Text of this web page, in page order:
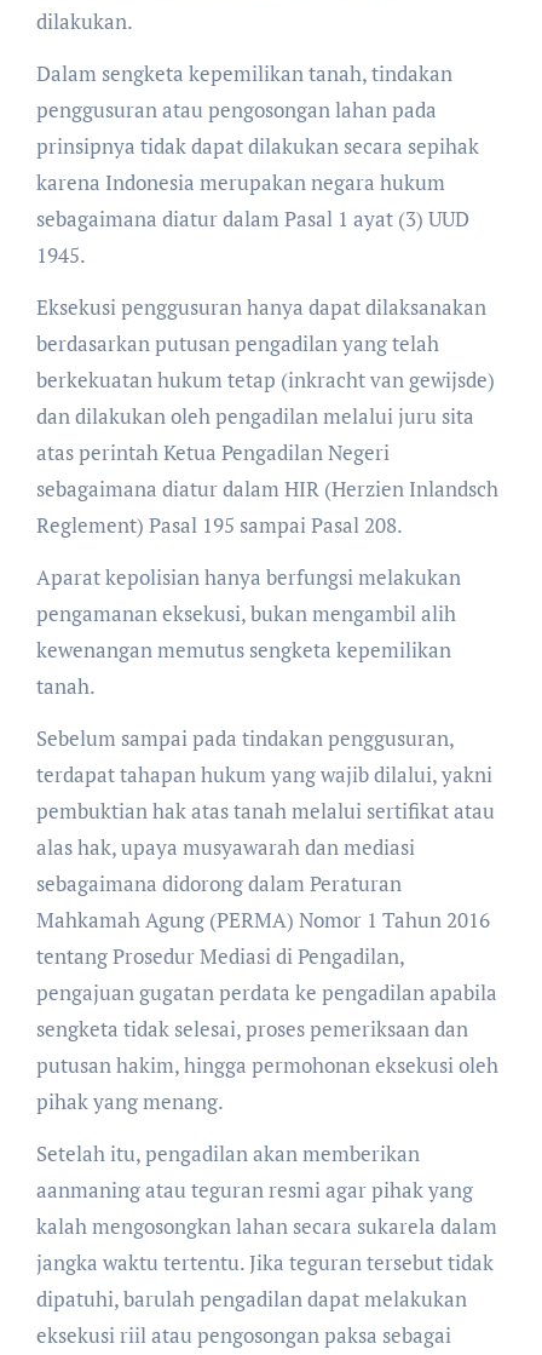
dilakukan.
Dalam sengketa kepemilikan tanah, tindakan
penggusuran atau pengosongan lahan pada
prinsipnya tidak dapat dilakukan secara sepihak
karena Indonesia merupakan negara hukum
sebagaimana diatur dalam Pasal 1 ayat (3) UUD
1945.
Eksekusi penggusuran hanya dapat dilaksanakan
berdasarkan putusan pengadilan yang telah
berkekuatan hukum tetap (inkracht van gewijsde)
dan dilakukan oleh pengadilan melalui juru sita
atas perintah Ketua Pengadilan Negeri
sebagaimana diatur dalam HIR (Herzien Inlandsch
Reglement) Pasal 195 sampai Pasal 208.
Aparat kepolisian hanya berfungsi melakukan
pengamanan eksekusi, bukan mengambil alih
kewenangan memutus sengketa kepemilikan
tanah.
Sebelum sampai pada tindakan penggusuran,
terdapat tahapan hukum yang wajib dilalui, yakni
pembuktian hak atas tanah melalui sertifikat atau
alas hak, upaya musyawarah dan mediasi
sebagaimana didorong dalam Peraturan
Mahkamah Agung (PERMA) Nomor 1 Tahun 2016
tentang Prosedur Mediasi di Pengadilan,
pengajuan gugatan perdata ke pengadilan apabila
sengketa tidak selesai, proses pemeriksaan dan
putusan hakim, hingga permohonan eksekusi oleh
pihak yang menang.
Setelah itu, pengadilan akan memberikan
aanmaning atau teguran resmi agar pihak yang
kalah mengosongkan lahan secara sukarela dalam
jangka waktu tertentu. Jika teguran tersebut tidak
dipatuhi, barulah pengadilan dapat melakukan
eksekusi riil atau pengosongan paksa sebagai